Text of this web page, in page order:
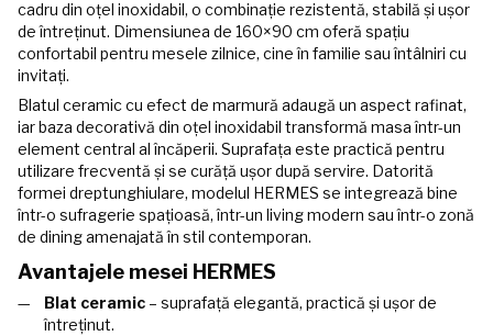
cadru din oțel inoxidabil, o combinație rezistentă, stabilă și ușor
de întreținut. Dimensiunea de 160×90 cm oferă spațiu
confortabil pentru mesele zilnice, cine în familie sau întâlniri cu
invitați.
Blatul ceramic cu efect de marmură adaugă un aspect rafinat,
iar baza decorativă din oțel inoxidabil transformă masa într-un
element central al încăperii. Suprafața este practică pentru
utilizare frecventă și se curăță ușor după servire. Datorită
formei dreptunghiulare, modelul HERMES se integrează bine
într-o sufragerie spațioasă, într-un living modern sau într-o zonă
de dining amenajată în stil contemporan.
Avantajele mesei HERMES
Blat ceramic – suprafață elegantă, practică și ușor de
întreținut.